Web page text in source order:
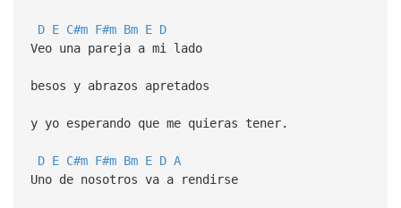
D E C#m F#m Bm E D
Veo una pareja a mi lado
besos y abrazos apretados
y yo esperando que me quieras tener.
D E C#m F#m Bm E D A
Uno de nosotros va a rendirse